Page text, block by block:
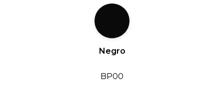
Negro
BP00